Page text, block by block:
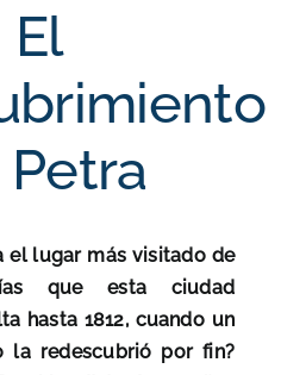
El
el lugar más visitado de
que esta ciudad
hasta 1812, cuando un
la redescubrió por fin?